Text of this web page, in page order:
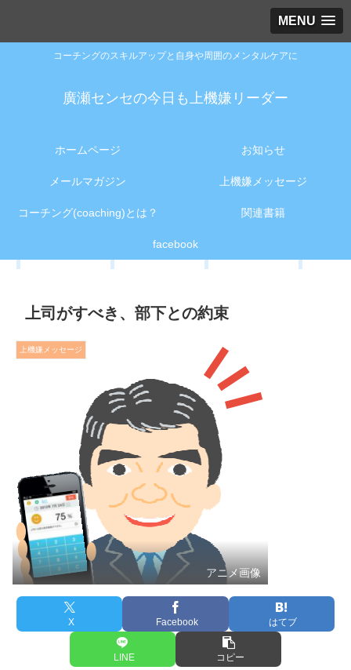
MENU
コーチングのスキルアップと自身や周囲のメンタルケアに
廣瀬センセの今日も上機嫌リーダー
ホームページ お知らせ
メールマガジン 上機嫌メッセージ
コーチング(coaching)とは？ 関連書籍
facebook
上司がすべき、部下との約束
上機嫌メッセージ
アニメ画像
X Facebook はてブ
LINE コピー